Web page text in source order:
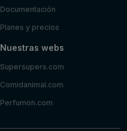
Documentación
Planes y precios
Nuestras webs
Supersupers.com
Comidanimal.com
Perfumon.com